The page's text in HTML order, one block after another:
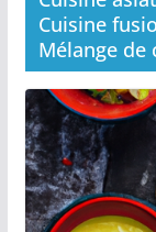
Cuisine
Mélange de